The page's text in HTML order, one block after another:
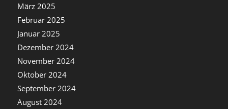
März 2025
Februar 2025
Januar 2025
Dezember 2024
November 2024
Oktober 2024
September 2024
August 2024